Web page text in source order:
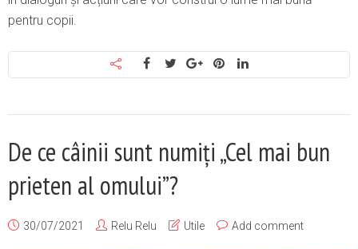
pentru copii.
De ce câinii sunt numiți „Cel mai bun
prieten al omului”?
30/07/2021 Relu Relu Utile Add comment